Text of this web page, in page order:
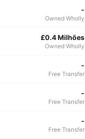
-
Owned Wholly
£0.4 Milhões
Owned Wholly
-
Free Transfer
-
Free Transfer
-
Free Transfer